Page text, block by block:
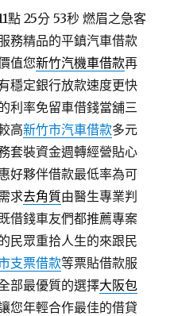
點 25分 53秒 燃眉之急客
務精品的平鎮汽車借款
值您新竹汽機車借款再
穩定銀行放款速度更快
利率免留車借錢當舖三
高新竹市汽車借款多元
套裝資金週轉經營貼心
好夥伴借款最低率為可
求去角質由醫生專業判
借錢車友們都推薦專案
民眾重拾人生的來跟民
支票借款等票貼借款服
部最優質的選擇大阪包
您年輕合作最佳的借貸